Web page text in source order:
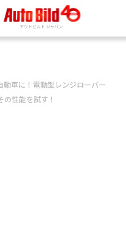
動車に！電動型レンジローバー
性能を試す！